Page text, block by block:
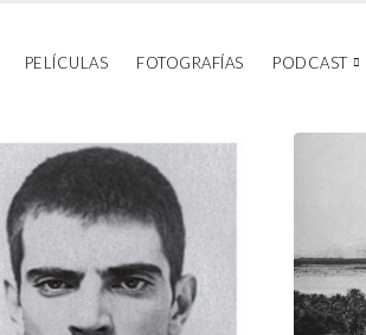
PELÍCULAS FOTOGRAFÍAS PODCAST